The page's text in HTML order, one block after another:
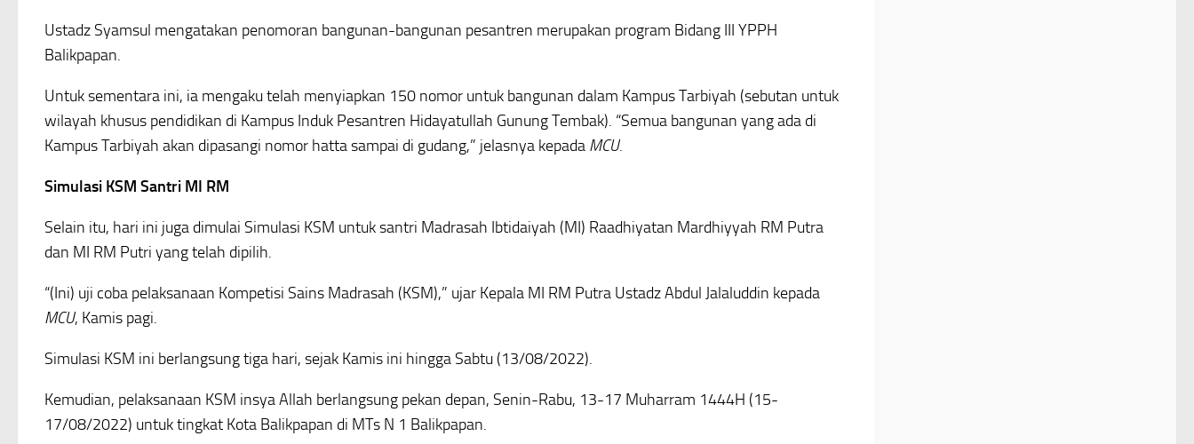
Ustadz Syamsul mengatakan penomoran bangunan-bangunan pesantren merupakan program Bidang III YPPH
Balikpapan.
Untuk sementara ini, ia mengaku telah menyiapkan 150 nomor untuk bangunan dalam Kampus Tarbiyah (sebutan untuk
wilayah khusus pendidikan di Kampus Induk Pesantren Hidayatullah Gunung Tembak). “Semua bangunan yang ada di
Kampus Tarbiyah akan dipasangi nomor hatta sampai di gudang,” jelasnya kepada MCU.
Simulasi KSM Santri MI RM
Selain itu, hari ini juga dimulai Simulasi KSM untuk santri Madrasah Ibtidaiyah (MI) Raadhiyatan Mardhiyyah RM Putra
dan MI RM Putri yang telah dipilih.
“(Ini) uji coba pelaksanaan Kompetisi Sains Madrasah (KSM),” ujar Kepala MI RM Putra Ustadz Abdul Jalaluddin kepada
MCU, Kamis pagi.
Simulasi KSM ini berlangsung tiga hari, sejak Kamis ini hingga Sabtu (13/08/2022).
Kemudian, pelaksanaan KSM insya Allah berlangsung pekan depan, Senin-Rabu, 13-17 Muharram 1444H (15-
17/08/2022) untuk tingkat Kota Balikpapan di MTs N 1 Balikpapan.